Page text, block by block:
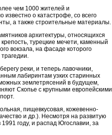
чем 1000 жителей и
известно о катастрофе, со всего
а также строительные материалы.
архитектуры, относящихся
турецкие мечети, каменный
вокзала, на фасаде которого
реки, и теперь лавочники,
лабиринтам узких старинных
землетрясений в будущем,
Скопье с крупными европейскими
пищевкусовая, кожевенно-
и др.). Несмотря на развитую
году, и распад Югославии, за